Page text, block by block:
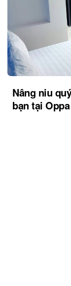
Nâng niu
bạn tại